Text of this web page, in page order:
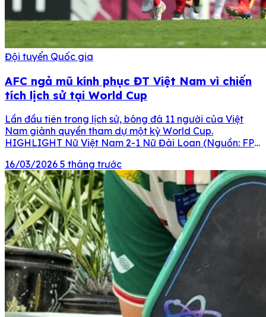
Đội tuyển Quốc gia
AFC ngả mũ kính phục ĐT Việt Nam vì chiến
tích lịch sử tại World Cup
Lần đầu tiên trong lịch sử, bóng đá 11 người của Việt
Nam giành quyền tham dự một kỳ World Cup.
HIGHLIGHT Nữ Việt Nam 2-1 Nữ Đài Loan (Nguồn: FPT
Nam chính thức giành tấm vé dự World Cup 2023. Đoàn
quân […]
16/03/2026 5 tháng trước